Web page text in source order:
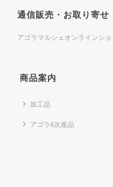
通信販売・お取り寄せ
アゴラマルシェオンラインシ
商品案内
加工品
アゴラ6次産品